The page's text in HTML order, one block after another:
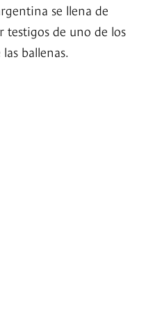
se llena de
testigos de uno de los
ballenas.